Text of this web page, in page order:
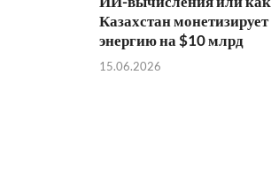
Казахстан монетизирует
энергию на $10 млрд
15.06.2026